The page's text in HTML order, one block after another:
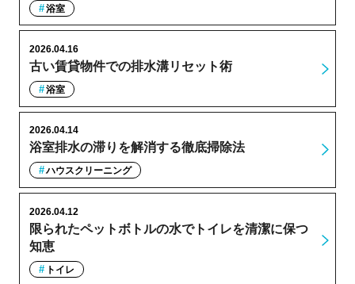
浴室
古い賃貸物件での排水溝リセット術
2026.04.16
浴室
浴室排水の滞りを解消する徹底掃除法
2026.04.14
ハウスクリーニング
限られたペットボトルの水でトイレを清潔に保つ
知恵
2026.04.12
トイレ